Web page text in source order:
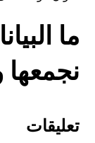
ما
نجمعها
تعليقات